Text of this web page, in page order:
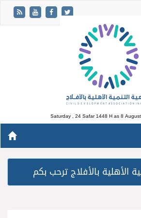
Saturday , 24 Safar 1448 H as8
الأهلية بالأفلاج ترحب بكم